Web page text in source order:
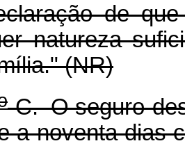
de
natureza
(NR)
-C. O seguro-
a noventa dias